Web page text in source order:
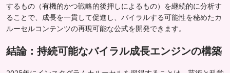
するもの（有機的かつ戦略的後押しによるもの）を継続的に分析す
ることで、成長を一貫して促進し、バイラルする可能性を秘めたカ
ルーセルコンテンツの再現可能な公式を開発できます。
結論：持続可能なバイラル成長エンジンの構築